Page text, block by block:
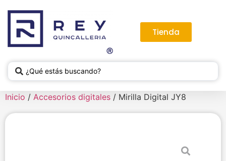
Tienda
Inicio / Accesorios digitales / Mirilla Digital JY8